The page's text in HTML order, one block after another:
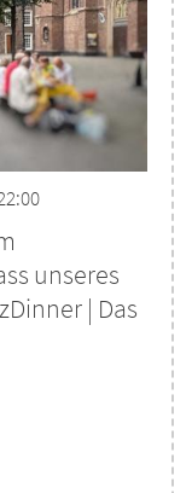
unseres
| Das